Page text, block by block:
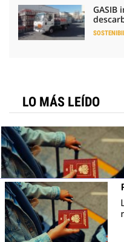
GASIB
LO MÁS LEÍDO
Geely contra BYD:
el mejor chino global
Kia apunta a 65.000
2026, con más SUV y
Pragmatismo para la
receta de los
Bruselas cambia el
Pasaportes que abren puertas
Los pasaportes más poderosos
mundo, ¿está el tuyo?